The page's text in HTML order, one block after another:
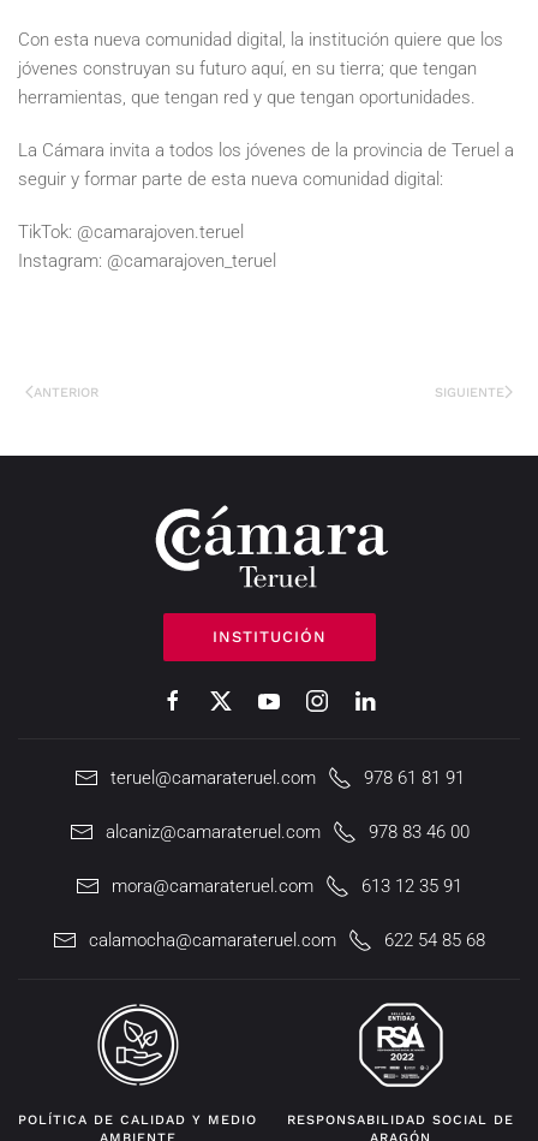
Con esta nueva comunidad digital, la institución quiere que los
jóvenes construyan su futuro aquí, en su tierra; que tengan
herramientas, que tengan red y que tengan oportunidades.
La Cámara invita a todos los jóvenes de la provincia de Teruel a
seguir y formar parte de esta nueva comunidad digital:
TikTok: @camarajoven.teruel
Instagram: @camarajoven_teruel
ANTERIOR SIGUIENTE
INSTITUCIÓN
teruel@camarateruel.com 978 61 81 91
alcaniz@camarateruel.com 978 83 46 00
mora@camarateruel.com 613 12 35 91
calamocha@camarateruel.com 622 54 85 68
POLÍTICA DE CALIDAD Y MEDIO
RESPONSABILIDAD SOCIAL DE